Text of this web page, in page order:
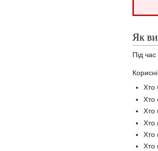
Як
Під
Хто
Хто
Хто
Хто
Хто
Хто